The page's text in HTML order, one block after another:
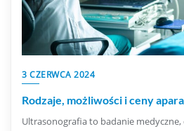
3 CZERWCA 2024
Rodzaje, możliwości i ceny
Ultrasonografia to badanie